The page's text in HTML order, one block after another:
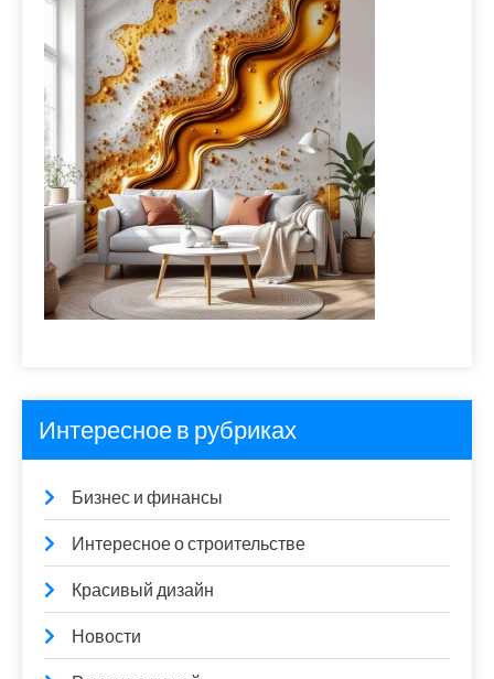
Интересное в рубриках
Бизнес и финансы
Интересное о строительстве
Красивый дизайн
Новости